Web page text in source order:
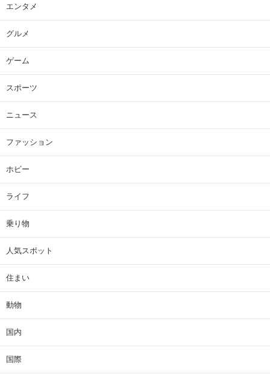
エンタメ
グルメ
ゲーム
スポーツ
ニュース
ファッション
ホビー
ライフ
乗り物
人気スポット
住まい
動物
国内
国際